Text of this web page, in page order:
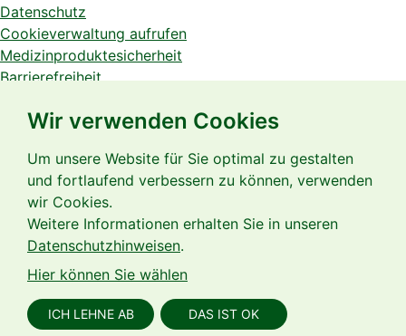
Datenschutz
Cookieverwaltung aufrufen
Medizinproduktesicherheit
Barrierefreiheit
Mitarbeiterzugang
Seit fast 20 Jahren sichern wir für unsere Patienten eine
qualitativ hochwertige Versorgung in der außerklinischen
Intensivpflege und Beatmung.
Wir verwenden Cookies
Um unsere Website für Sie optimal zu gestalten
und fortlaufend verbessern zu können, verwenden
wir Cookies.
Weitere Informationen erhalten Sie in unseren
Datenschutzhinweisen.
Hier können Sie wählen
ICH LEHNE AB DAS IST OK